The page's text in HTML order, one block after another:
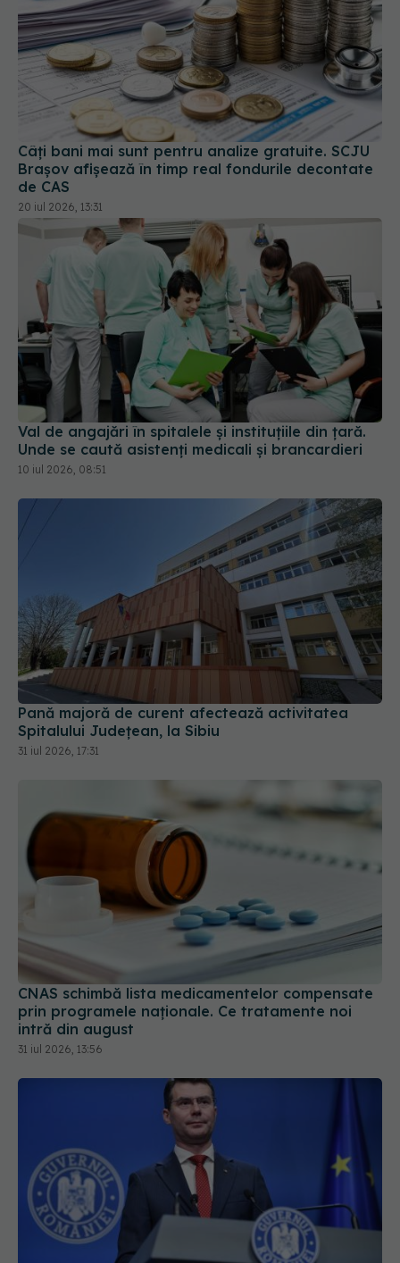
Câți bani mai sunt pentru analize gratuite. SCJU
Brașov afișează în timp real fondurile decontate
de CAS
20 iul 2026, 13:31
Val de angajări în spitalele și instituțiile din țară.
Unde se caută asistenți medicali și brancardieri
10 iul 2026, 08:51
Pană majoră de curent afectează activitatea
Spitalului Județean, la Sibiu
31 iul 2026, 17:31
CNAS schimbă lista medicamentelor compensate
prin programele naționale. Ce tratamente noi
intră din august
31 iul 2026, 13:56